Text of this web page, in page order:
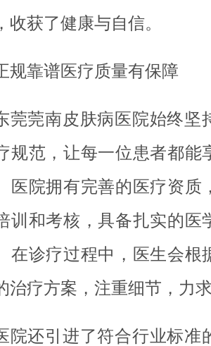
收获了健康与自信。
规靠谱医疗质量有保障
莞莞南皮肤病医院始终坚
规范，让每一位患者都能
医院拥有完善的医疗资质
训和考核，具备扎实的医
在诊疗过程中，医生会根
治疗方案，注重细节，力求
院还引进了符合行业标准